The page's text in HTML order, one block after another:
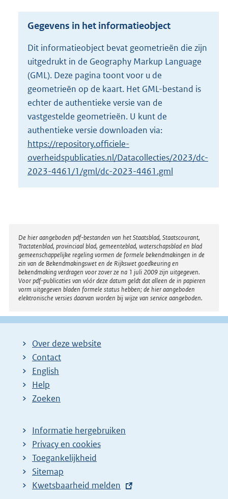
s
r
o
t
t
e
1
,
5
Gegevens in het informatieobject
Dit informatieobject bevat geometrieën die zijn
uitgedrukt in de Geography Markup Language
(GML). Deze pagina toont voor u de
geometrieën op de kaart. Het GML-bestand is
echter de authentieke versie van de
vastgestelde geometrieën. U kunt de
authentieke versie downloaden via:
https://repository.officiele-
overheidspublicaties.nl/Datacollecties/2023/dc-
2023-4461/1/gml/dc-2023-4461.gml
Disclaimer
De hier aangeboden pdf-bestanden van het Staatsblad, Staatscourant,
Tractatenblad, provinciaal blad, gemeenteblad, waterschapsblad en blad
gemeenschappelijke regeling vormen de formele bekendmakingen in de
zin van de Bekendmakingswet en de Rijkswet goedkeuring en
bekendmaking verdragen voor zover ze na 1 juli 2009 zijn uitgegeven.
Voor pdf-publicaties van vóór deze datum geldt dat alleen de in papieren
vorm uitgegeven bladen formele status hebben; de hier aangeboden
elektronische versies daarvan worden bij wijze van service aangeboden.
Over deze website
Contact
English
Help
Zoeken
Informatie hergebruiken
Privacy en cookies
Toegankelijkheid
Sitemap
E
Kwetsbaarheid melden